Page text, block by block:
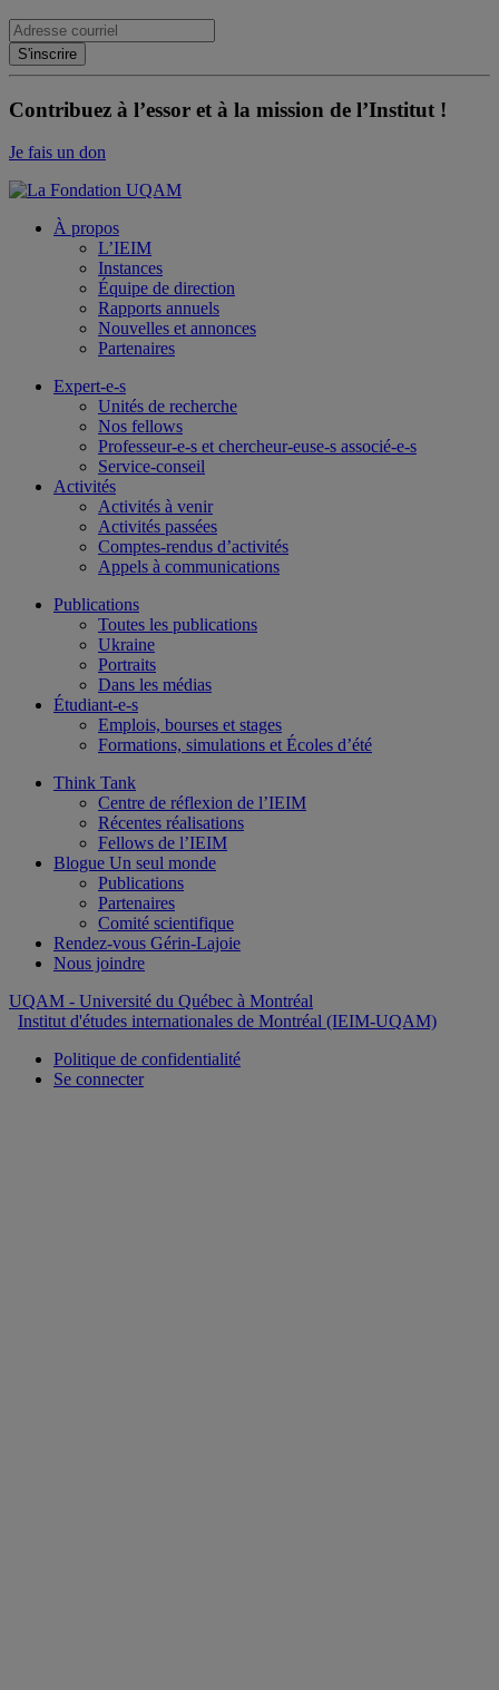
Contribuez à l’essor et à la mission de l’Institut !
Je fais un don
À propos
L’IEIM
Instances
Équipe de direction
Rapports annuels
Nouvelles et annonces
Partenaires
Expert-e-s
Unités de recherche
Nos fellows
Professeur-e-s et chercheur-euse-s associé-e-s
Service-conseil
Activités
Activités à venir
Activités passées
Comptes-rendus d’activités
Appels à communications
Publications
Toutes les publications
Ukraine
Portraits
Dans les médias
Étudiant-e-s
Emplois, bourses et stages
Formations, simulations et Écoles d’été
Think Tank
Centre de réflexion de l’IEIM
Récentes réalisations
Fellows de l’IEIM
Blogue Un seul monde
Publications
Partenaires
Comité scientifique
Rendez-vous Gérin-Lajoie
Nous joindre
UQAM - Université du Québec à Montréal
Institut d'études internationales de Montréal (IEIM-UQAM)
Politique de confidentialité
Se connecter